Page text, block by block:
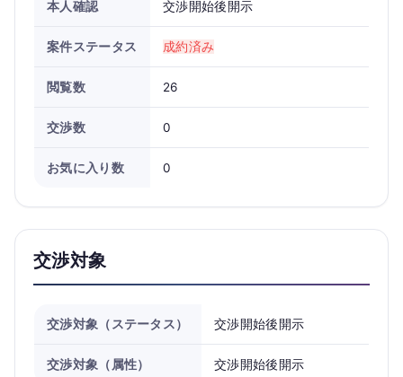
本人確認 交渉開始後開示
案件ステータス 成約済み
閲覧数 26
交渉数 0
お気に入り数 0
交渉対象
交渉対象（ステータス） 交渉開始後開示
交渉対象（属性） 交渉開始後開示